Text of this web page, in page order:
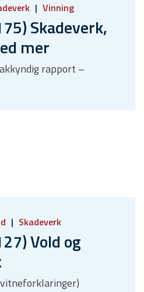
Vinning
Skadeverk,
mer
rapport –
Skadeverk
Vold og